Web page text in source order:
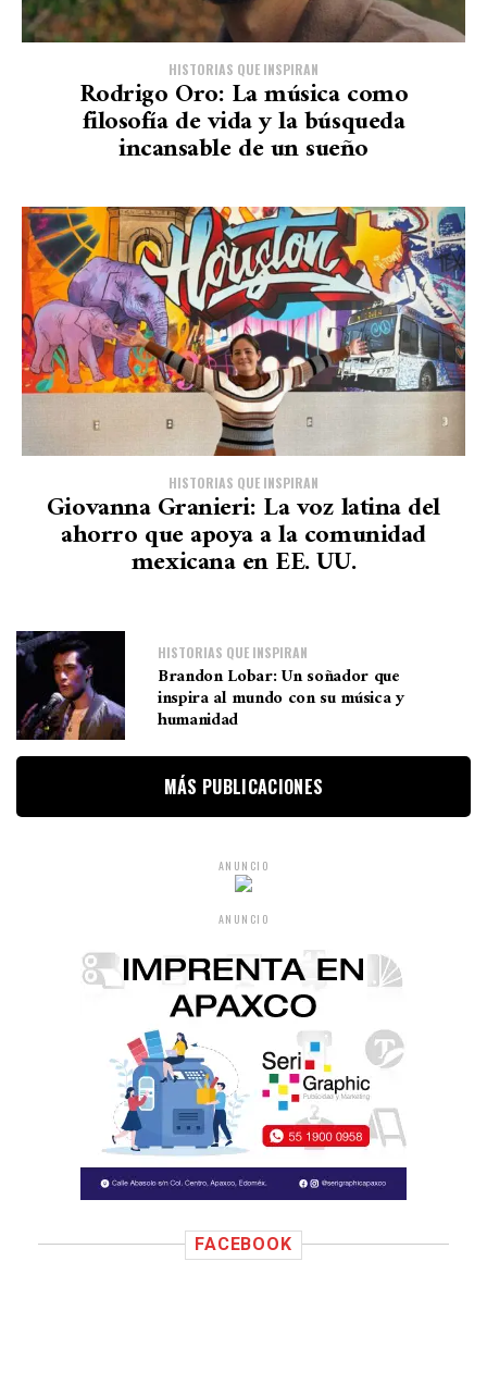
HISTORIAS QUE INSPIRAN
Rodrigo Oro: La música como
filosofía de vida y la búsqueda
incansable de un sueño
HISTORIAS QUE INSPIRAN
Giovanna Granieri: La voz latina del
ahorro que apoya a la comunidad
mexicana en EE. UU.
HISTORIAS QUE INSPIRAN
Brandon Lobar: Un soñador que
inspira al mundo con su música y
humanidad
MÁS PUBLICACIONES
ANUNCIO
ANUNCIO
FACEBOOK